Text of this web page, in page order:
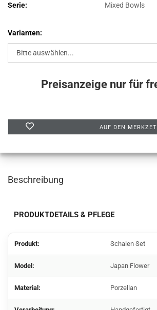
Serie:
Mixed Bowls
Varianten:
Preisanzeige nur für
AUF DEN
Beschreibung
PRODUKTDETAILS & PFLEGE
Produkt: Schalen Set
Model: Japan Flower
Material: Porzellan